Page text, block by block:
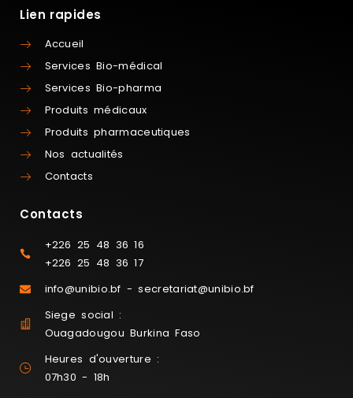
Lien rapides
Accueil
Services Bio-médical
Services Bio-pharma
Produits médicaux
Produits pharmaceutiques
Nos actualités
Contacts
Contacts
+226 25 48 36 16
+226 25 48 36 17
info@unibio.bf - secretariat@unibio.bf
Siege social :
Ouagadougou Burkina Faso
Heures d'ouverture :
07h30 - 18h